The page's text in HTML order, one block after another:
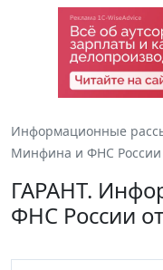
Информационные
Минфина и ФНС России
ГАРАНТ.
ФНС России